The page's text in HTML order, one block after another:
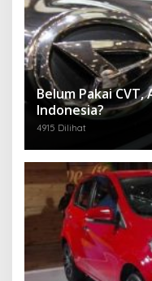
Belum Pakai
Indonesia?
4915 Dilihat